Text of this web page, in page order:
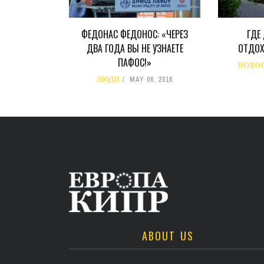
ФЕДОНАС ФЕДОНОС: «ЧЕРЕЗ
ДВА ГОДА ВЫ НЕ УЗНАЕТЕ
ПАФОС!»
ЛЮДИ MAY 06, 2016
ГДЕ
ABOUT US